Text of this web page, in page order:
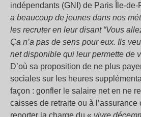
indépendants (GNI) de Paris Île-de-
a beaucoup de jeunes dans nos
les recruter en leur disant “Vous
Ça n’a pas de sens pour eux. Ils
net disponible qui leur permette de
D’où sa proposition de ne plus
sociales sur les heures
façon : gonfler le salaire net en ne
caisses de retraite ou à
reporter la charge du « vivre